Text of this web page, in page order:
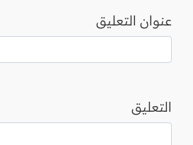
عنوان التعليق
التعليق